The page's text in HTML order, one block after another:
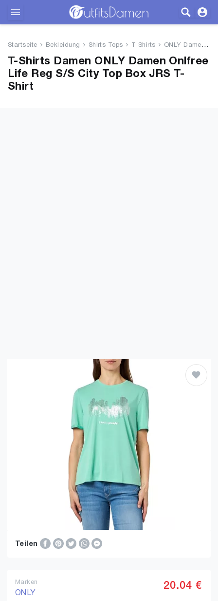
Bekleidung
Wäsche
Startseite Bekleidung Shirts Tops T Shirts ONLY Damen Onlfree Life Reg S/...
T-Shirts Damen ONLY Damen Onlfree
Life Reg S/S City Top Box JRS T-
Shirt
Teilen
Marken
ONLY
20.04 €